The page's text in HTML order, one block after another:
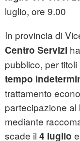
luglio, ore 9.00
In provincia di
Centro Servizi
pubblico, per
tempo
trattamento
partecipazione
mediante
scade il 4 luglio